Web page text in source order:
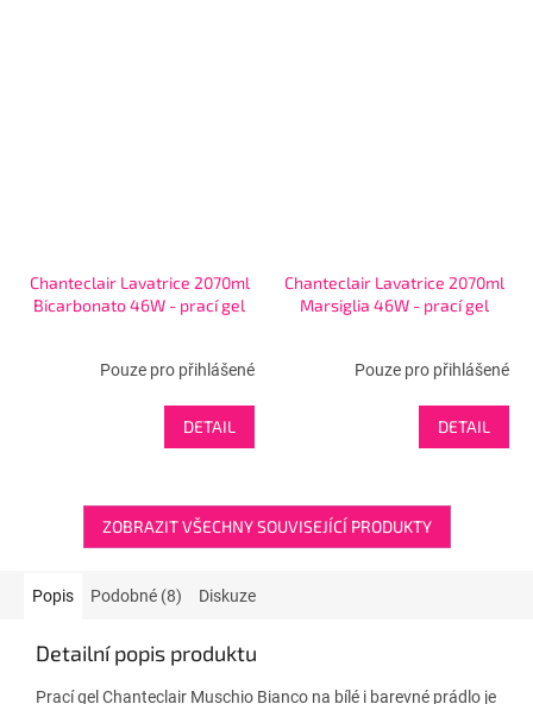
Chanteclair Lavatrice 2070ml
Bicarbonato 46W - prací gel
Pouze pro přihlášené
DETAIL
Chanteclair Lavatrice 2070ml
Marsiglia 46W - prací gel
Pouze pro přihlášené
DETAIL
ZOBRAZIT VŠECHNY SOUVISEJÍCÍ PRODUKTY
Popis Podobné (8) Diskuze
Detailní popis produktu
Prací gel Chanteclair Muschio Bianco na bílé i barevné prádlo je